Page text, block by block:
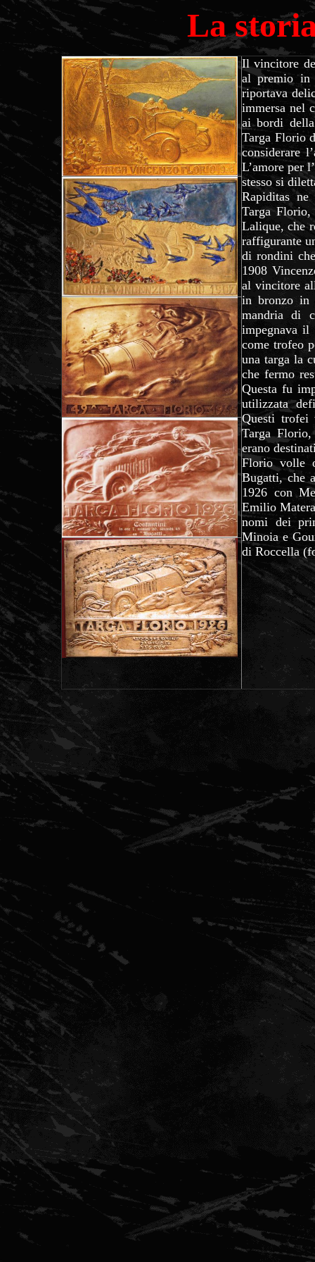
La
Il vincitore
al premio in
riportava
immersa nel
ai bordi
Targa Florio
considerare
L’amore per
stesso si
Rapiditas ne
Targa
Lalique, che
raffigurante
di rondini
1908
al vincitore
in bronzo in
mandria di
impegnava il
come trofeo
una targa la
che fermo
Questa fu
utilizzata
Questi trofei
Targa
erano
Florio volle
Bugatti, che
1926 con
Emilio
nomi dei
Minoia e
di Roccella